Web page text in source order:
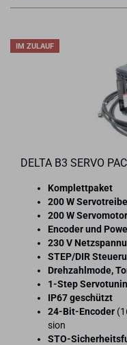
IM ZULAUF
DELTA B3 SERVO
Kom­plett­pa­ket
200 W
200 W
En­co­der und
230 V
STEP/DIR
Dreh­zahl­mo­de,
1-​Step
IP67 ge­schützt
24-​Bit-Encoder
si­on
STO-​